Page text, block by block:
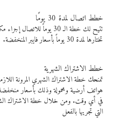
خطط اتصال لمدة 30 يومًا
تتيح لك خطة الـ 30 يوماً
تختارها لمدة 30 يوماً بأسعار فايبر المنخفضة.
خطط الاشتراك الشهرية
تمنحك خطة الاشتراك الشهري المرونة
هواتف أرضية ومحمولة وذلك بأسعار
في أي وقت. ومن خلال خطة الاشتراك
التي تجريها بالفعل